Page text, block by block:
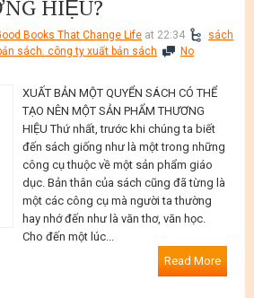
HIỆU?
Books That Change Life at 22:34
sách
sách. công ty xuất bản sách
No
XUẤT BẢN MỘT QUYỂN SÁCH CÓ THỂ
TẠO NÊN MỘT SẢN PHẨM THƯƠNG
HIỆU Thứ nhất, trước khi chúng ta biết
đến sách giống như là một trong những
công cụ thuộc về một sản phẩm giáo
dục. Bản thân của sách cũng đã từng là
một các công cụ mà người ta thường
hay nhớ đến như là văn thơ, văn học.
Cho đến một lúc...
Read More